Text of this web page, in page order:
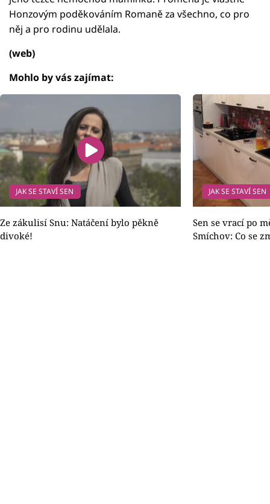
Honzovým poděkováním Romaně za všechno, co pro
něj a pro rodinu udělala.
(web)
Mohlo by vás zajímat:
JAK SE STAVÍ SEN
Ze zákulisí Snu: Natáčení bylo pěkně
divoké!
JAK SE STAVÍ SEN
Sen se vrací po
Smíchov: Co se